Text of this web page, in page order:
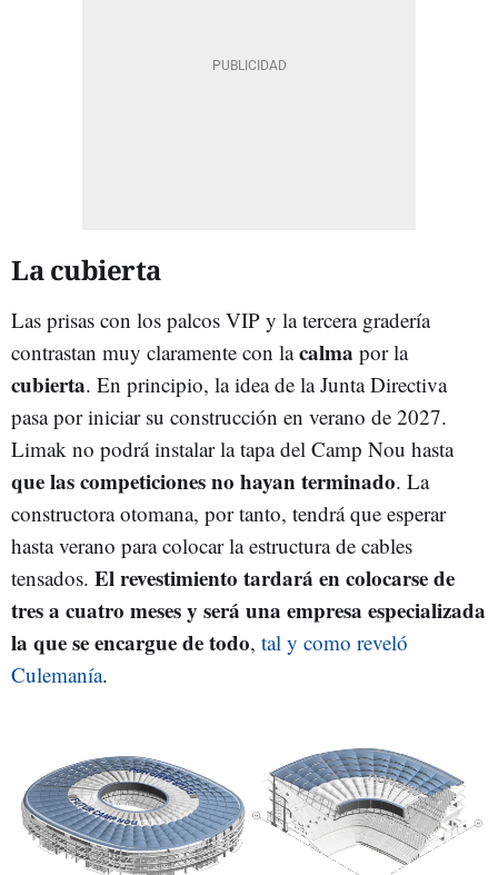
La cubierta
Las prisas con los palcos VIP y la tercera gradería
contrastan muy claramente con lacalma por la
cubierta. En principio, la idea de la Junta Directiva
pasa por iniciar su construcción en verano de 2027.
Limak no podrá instalar la tapa del Camp Nou hasta
que las competiciones no hayan terminado. La
constructora otomana, por tanto, tendrá que esperar
hasta verano para colocar la estructura de cables
tensados. El revestimiento tardará en colocarse de
tres a cuatro meses y será una empresa especializada
la que se encargue de todo, tal y como reveló
Culemanía.